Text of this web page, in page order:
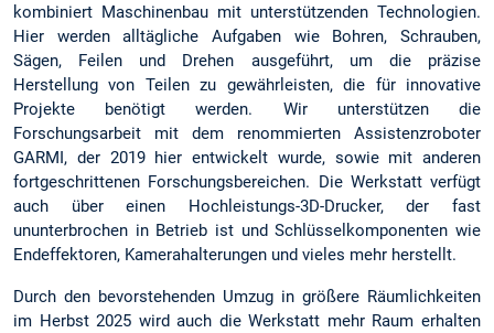
kombiniert Maschinenbau mit unterstützenden Technologien.
Hier werden alltägliche Aufgaben wie Bohren, Schrauben,
Sägen, Feilen und Drehen ausgeführt, um die präzise
Herstellung von Teilen zu gewährleisten, die für innovative
Projekte benötigt werden. Wir unterstützen die
Forschungsarbeit mit dem renommierten Assistenzroboter
GARMI, der 2019 hier entwickelt wurde, sowie mit anderen
fortgeschrittenen Forschungsbereichen. Die Werkstatt verfügt
auch über einen Hochleistungs-3D-Drucker, der fast
ununterbrochen in Betrieb ist und Schlüsselkomponenten wie
Endeffektoren, Kamerahalterungen und vieles mehr herstellt.
Durch den bevorstehenden Umzug in größere Räumlichkeiten
im Herbst 2025 wird auch die Werkstatt mehr Raum erhalten